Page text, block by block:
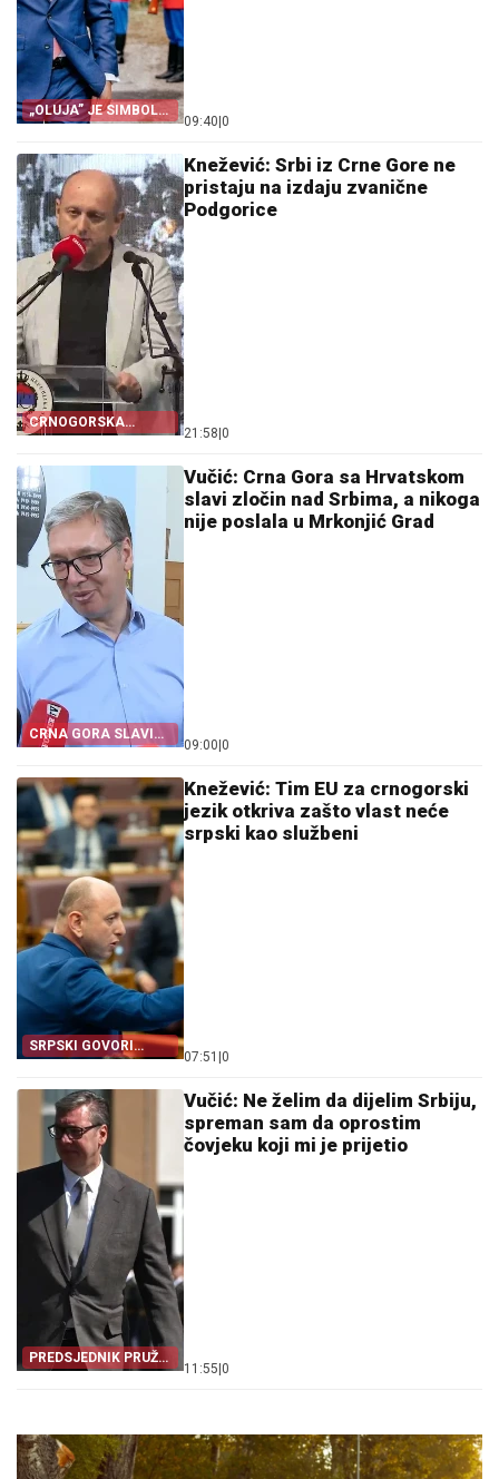
„OLUJA” JE SIMBOL
PROGONA
09:40 0
CRNOGORSKA
ZASTAVA PORED
Knežević: Srbi iz Crne Gore ne
pristaju na izdaju zvanične
Podgorice
21:58 0
CRNA GORA SLAVI
„OLUJU”
Vučić: Crna Gora sa Hrvatskom
slavi zločin nad Srbima, a nikoga
nije poslala u Mrkonjić Grad
09:00 0
SRPSKI GOVORI
VEĆINA
Knežević: Tim EU za crnogorski
jezik otkriva zašto vlast neće
srpski kao službeni
07:51 0
PREDSJEDNIK PRUŽA
RUKU
Vučić: Ne želim da dijelim Srbiju,
spreman sam da oprostim
čovjeku koji mi je prijetio
11:55 0